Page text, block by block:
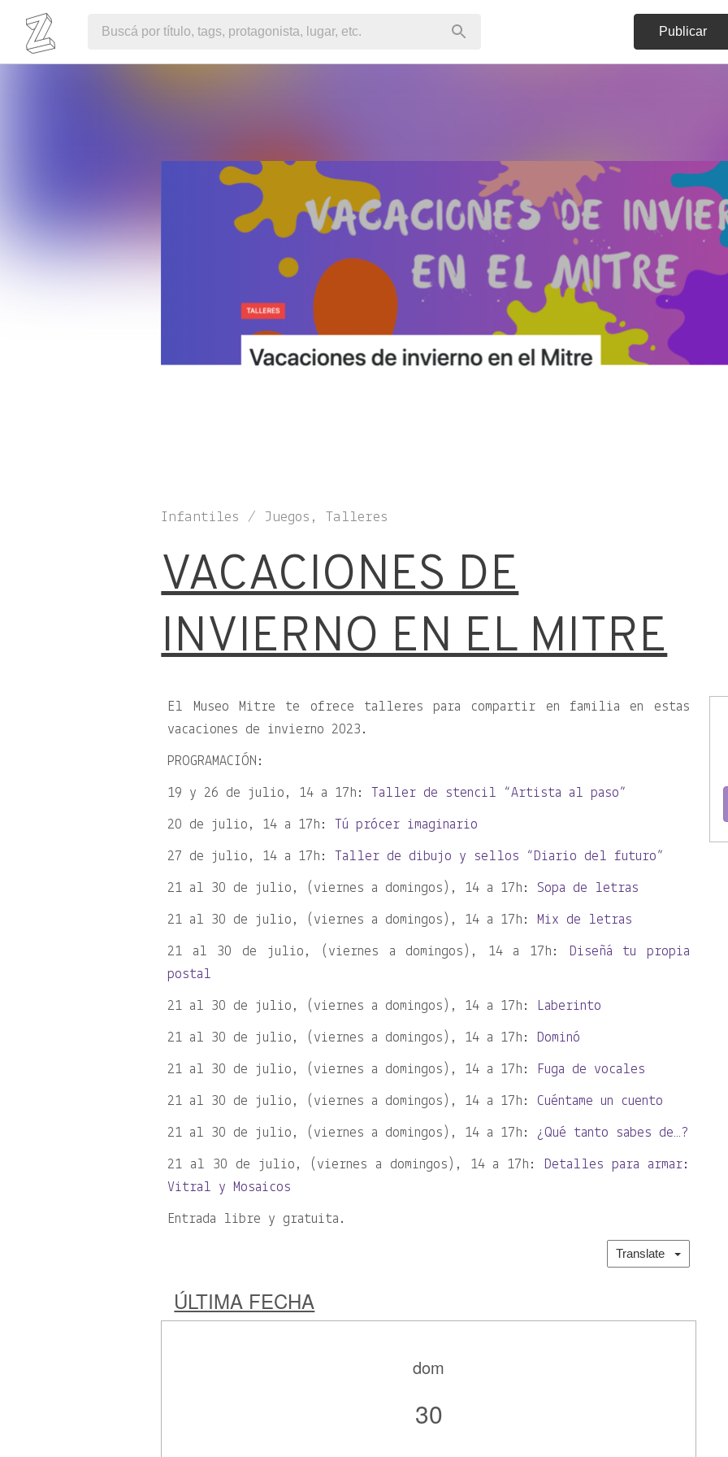
Publicar
Infantiles / Juegos, Talleres
VACACIONES DE
INVIERNO EN EL MITRE
El Museo Mitre te ofrece talleres para compartir en familia en estas
vacaciones de invierno 2023.
PROGRAMACIÓN:
19 y 26 de julio, 14 a 17h:Taller de stencil “Artista al paso”
20 de julio, 14 a 17h:Tú prócer imaginario
27 de julio, 14 a 17h:Taller de dibujo y sellos “Diario del futuro”
21 al 30 de julio, (viernes a domingos), 14 a 17h: Sopa de letras
21 al 30 de julio, (viernes a domingos), 14 a 17h: Mix de letras
21 al 30 de julio, (viernes a domingos), 14 a 17h: Diseñá tu propia
postal
21 al 30 de julio, (viernes a domingos), 14 a 17h: Laberinto
21 al 30 de julio, (viernes a domingos), 14 a 17h: Dominó
21 al 30 de julio, (viernes a domingos), 14 a 17h: Fuga de vocales
21 al 30 de julio, (viernes a domingos), 14 a 17h: Cuéntame un cuento
21 al 30 de julio, (viernes a domingos), 14 a 17h: ¿Qué tanto sabes de…?
21 al 30 de julio, (viernes a domingos), 14 a 17h: Detalles para armar:
Vitral y Mosaicos
Entrada libre y gratuita.
Translate
ÚLTIMA FECHA
dom
30